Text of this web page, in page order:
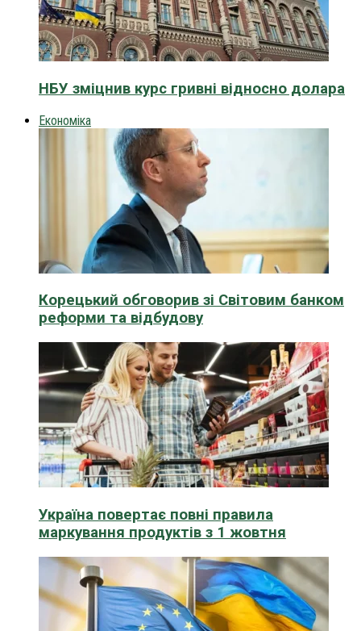
НБУ зміцнив курс гривні відносно долара
Економіка
Корецький обговорив зі Світовим банком
реформи та відбудову
Україна повертає повні правила
маркування продуктів з 1 жовтня